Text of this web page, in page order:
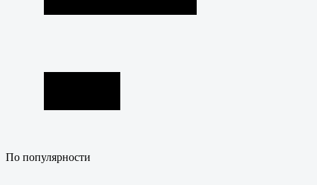
По популярности